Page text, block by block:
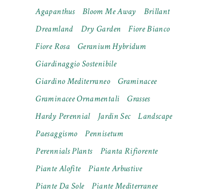
Agapanthus Bloom Me Away
Brillant
Dreamland
Dry Garden
Fiore Bianco
Fiore Rosa
Geranium Hybridum
Giardinaggio Sostenibile
Giardino Mediterraneo
Graminacee
Graminacee Ornamentali
Grasses
Hardy Perennial
Jardin Sec
Landscape
Paesaggismo
Pennisetum
Perennials Plants
Pianta Rifiorente
Piante Alofite
Piante Arbustive
Piante Da Sole
Piante Mediterranee